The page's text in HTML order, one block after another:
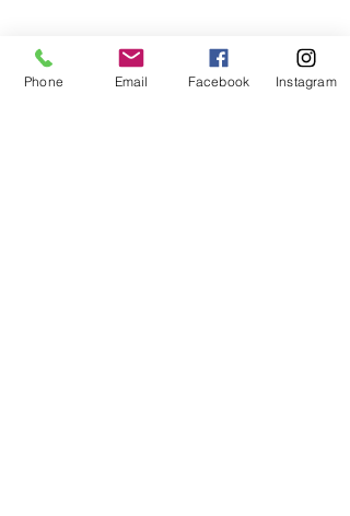
Phone Email Facebook Instagram